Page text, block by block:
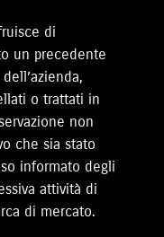
di
un precedente
o trattati in
non
che sia stato
informato degli
attività di
di mercato.